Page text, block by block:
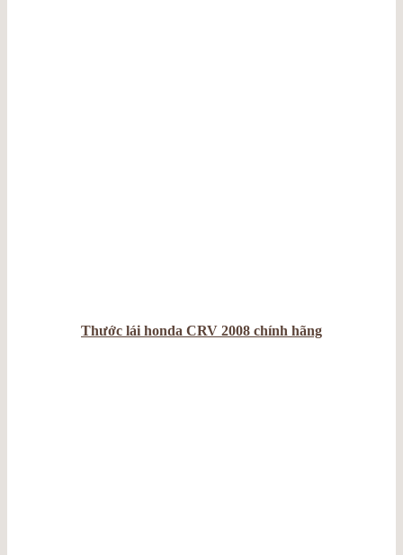
Thước lái honda CRV 2008 chính hãng